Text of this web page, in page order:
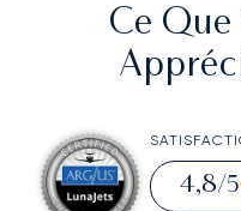
Ce
4,8/5